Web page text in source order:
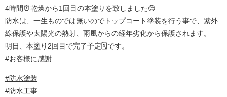
4時間⏰乾燥から1回目の本塗りを致しました😊
防水は、一生ものでは無いのでトップコート塗装を行う事で、紫外
線保護や太陽光の熱射、雨風からの経年劣化から保護されます。
明日、本塗り2回目で完了予定🗓️です。
#お客様に感謝
#防水塗装
#防水工事